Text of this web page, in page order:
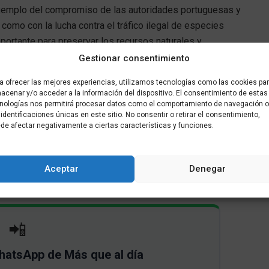
Gestionar consentimiento
ofrecer las mejores experiencias, utilizamos tecnologías como las cookies
y/o acceder a la información del dispositivo. El consentimiento de estas
nos permitirá procesar datos como el comportamiento de navegación o
identificaciones únicas en este sitio. No consentir o retirar el consentimiento,
afectar negativamente a ciertas características y funciones.
Aceptar Denegar
del compromiso de las autoridades portuguesas y
con la lucha contra el tráfico ilegal de especies
para preservar los recursos naturales y
dos países ibéricos.
Administrativa CITES, ha colaborado durante toda la
devolución al medio natural de las angulas incautadas,
nacional como Asturias, Cantabria, Tarragona,
de los objetivos más difíciles en la lucha contra el
el medio de los especímenes intervenidos. De igual
da Naturaleza e das Florestas (ICNF)
las angulas intervenidas.
📲
de Más que al día